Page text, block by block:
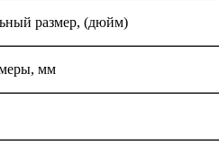
размер, (дюйм)
мм